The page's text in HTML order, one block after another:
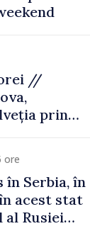
//
prin
ore
în Serbia, în
acest stat
Rusiei